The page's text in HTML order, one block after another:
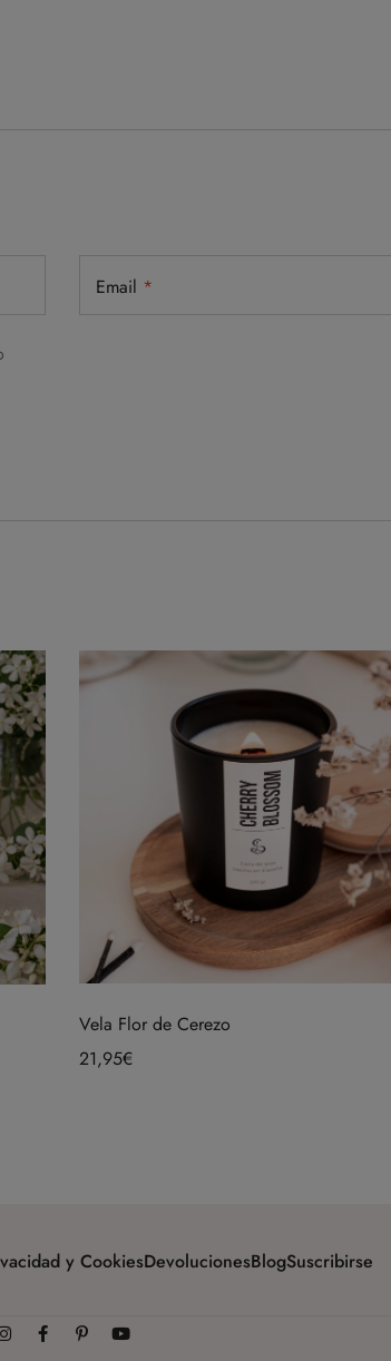
Email *
Vela Flor de Cerezo
21,95€
y CookiesDevolucionesBlogSuscribirse